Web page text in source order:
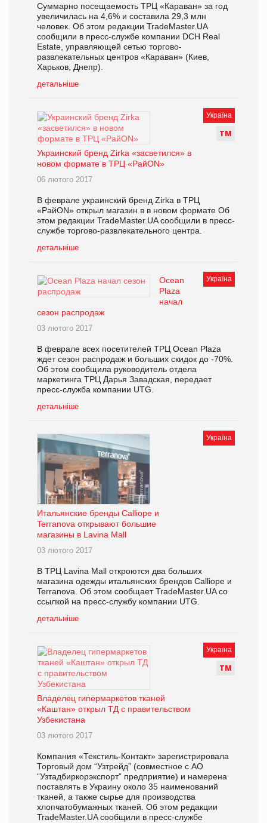
Суммарно посещаемость ТРЦ «Караван» за год
увеличилась на 4,6% и составила 29,3 млн
человек. Об этом редакции TradeMaster.UA
сообщили в пресс-службе компании DCH Real
Estate, управляющей сетью торгово-
развлекательных центров «Караван» (Киев,
Харьков, Днепр).
детальніше
Україна
ТМ
Украинский бренд Zirka «засветился» в
новом формате в ТРЦ «РайON»
06 лютого 2017
В феврале украинский бренд Zirka в ТРЦ
«РайON» открыл магазин в в новом формате Об
этом редакции TradeMaster.UA сообщили в пресс-
службе торгово-развлекательного центра.
детальніше
Україна
Ocean
Plaza
начал
сезон распродаж
03 лютого 2017
В феврале всех посетителей ТРЦ Ocean Plaza
ждет сезон распродаж и больших скидок до -70%.
Об этом сообщила руководитель отдела
маркетинга ТРЦ Дарья Завадская, передает
пресс-служба компании UTG.
детальніше
Україна
Итальянские бренды Calliope и
Terranova открывают большие
магазины в Lavina Mall
03 лютого 2017
В ТРЦ Lavina Mall откроются два больших
магазина одежды итальянских брендов Calliope и
Terranova. Об этом сообщает TradeMaster.UA со
ссылкой на пресс-службу компании UTG.
детальніше
Україна
ТМ
Владелец гипермаркетов тканей
«Каштан» открыл ТД с правительством
Узбекистана
03 лютого 2017
Компания «Текстиль-Контакт» зарегистрировала
Торговый дом “Узтрейд” (совместное с АО
“Узтадбиркорэкспорт” предприятие) и намерена
поставлять в Украину около 35 наименований
тканей, а также сырье для производства
хлопчатобумажных тканей. Об этом редакции
TradeMaster.UA сообщили в пресс-службе